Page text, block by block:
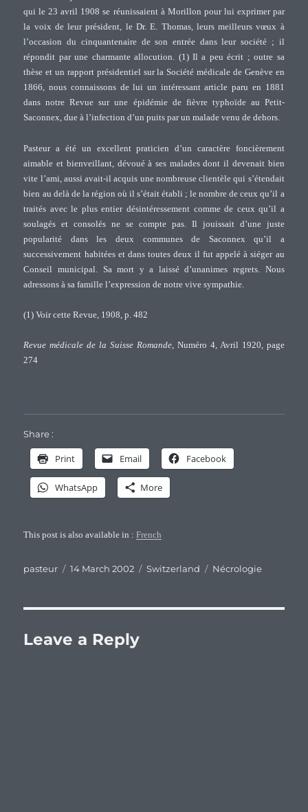
qui le 23 avril 1908 se réunissaient à Morillon pour lui exprimer par
la voix de leur président, le Dr. E. Thomas, leurs meilleurs vœux à
l’occasion du cinquantenaire de son entrée dans leur société ; il
répondit par une charmante allocution. (1) Il a peu écrit ; outre sa
thèse et un rapport présidentiel sur la Société médicale de Genève en
1866, nous connaissons de lui un intéressant article paru en 1881
dans notre Revue sur une épidémie de fièvre typhoïde au Petit-
Saconnex, due à l’infection d’un puits par un malade venu de dehors.
Pasteur a été un excellent praticien d’un caractère foncièrement
aimable et bienveillant, dévoué à ses malades dont il devenait bien
vite l’ami, aussi avait-il acquis une nombreuse clientèle qui s’étendait
bien au delà de la région où il s’était établi ; le nombre de ceux qu’il a
traités avec le plus entier désintéressement comme de ceux qu’il a
soulagés et consolés ne se compte pas. Il jouissait d’une juste
popularité dans les deux communes de Saconnex qu’il a
successivement habitées et dans toutes deux il fut appelé à siéger au
Conseil municipal. Sa mort y a laissé d’unanimes regrets. Nous
adressons à sa famille l’expression de notre vive sympathie.
(1) Voir cette Revue, 1908, p. 482
Revue médicale de la Suisse Romande, Numéro 4, Avril 1920, page
274
Share :
Print Email Facebook
WhatsApp More
This post is also available in :French
Author
pasteur
Posted
14 March 2002 Categories
Switzerland Tags
Nécrologie
Leave a Reply